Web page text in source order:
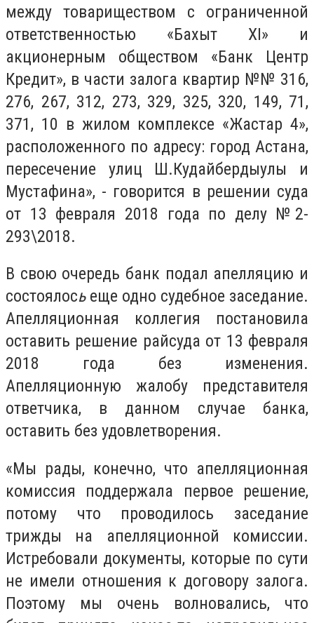
между товариществом с ограниченной
ответственностью «Бахыт ХI» и
акционерным обществом «Банк Центр
Кредит», в части залога квартир №№ 316,
276, 267, 312, 273, 329, 325, 320, 149, 71,
371, 10 в жилом комплексе «Жастар 4»,
расположенного по адресу: город Астана,
пересечение улиц Ш.Кудайбердыулы и
Мустафина», - говорится в решении суда
от 13 февраля 2018 года по делу №2-
293\2018.
В свою очередь банк подал апелляцию и
состоялось еще одно судебное заседание.
Апелляционная коллегия постановила
оставить решение райсуда от 13 февраля
2018 года без изменения.
Апелляционную жалобу представителя
ответчика, в данном случае банка,
оставить без удовлетворения.
«Мы рады, конечно, что апелляционная
комиссия поддержала первое решение,
потому что проводилось заседание
трижды на апелляционной комиссии.
Истребовали документы, которые по сути
не имели отношения к договору залога.
Поэтому мы очень волновались, что